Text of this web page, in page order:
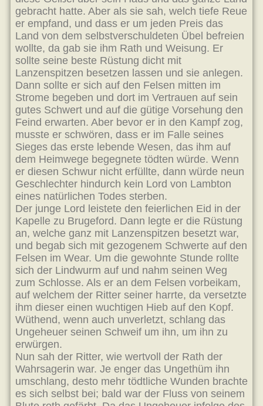
gebracht hatte. Aber als sie sah, welch tiefe Reue
er empfand, und dass er um jeden Preis das
Land von dem selbstverschuldeten Übel befreien
wollte, da gab sie ihm Rath und Weisung. Er
sollte seine beste Rüstung dicht mit
Lanzenspitzen besetzen lassen und sie anlegen.
Dann sollte er sich auf den Felsen mitten im
Strome begeben und dort im Vertrauen auf sein
gutes Schwert und auf die gütige Vorsehung den
Feind erwarten. Aber bevor er in den Kampf zog,
musste er schwören, dass er im Falle seines
Sieges das erste lebende Wesen, das ihm auf
dem Heimwege begegnete tödten würde. Wenn
er diesen Schwur nicht erfüllte, dann würde neun
Geschlechter hindurch kein Lord von Lambton
eines natürlichen Todes sterben.
Der junge Lord leistete den feierlichen Eid in der
Kapelle zu Brugeford. Dann legte er die Rüstung
an, welche ganz mit Lanzenspitzen besetzt war,
und begab sich mit gezogenem Schwerte auf den
Felsen im Wear. Um die gewohnte Stunde rollte
sich der Lindwurm auf und nahm seinen Weg
zum Schlosse. Als er an dem Felsen vorbeikam,
auf welchem der Ritter seiner harrte, da versetzte
ihm dieser einen wuchtigen Hieb auf den Kopf.
Wüthend, wenn auch unverletzt, schlang das
Ungeheuer seinen Schweif um ihn, um ihn zu
erwürgen.
Nun sah der Ritter, wie wertvoll der Rath der
Wahrsagerin war. Je enger das Ungethüm ihn
umschlang, desto mehr tödtliche Wunden brachte
es sich selbst bei; bald war der Fluss von seinem